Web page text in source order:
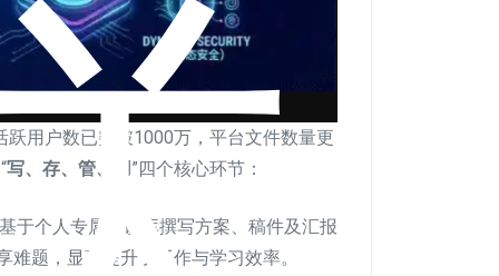
用户数已突破1000万，平台文件数量更
写、存、管、用 ”四个核心环节：
于个人专属知识库撰写方案、稿件及汇报
题，显著提升了工作与学习效率。